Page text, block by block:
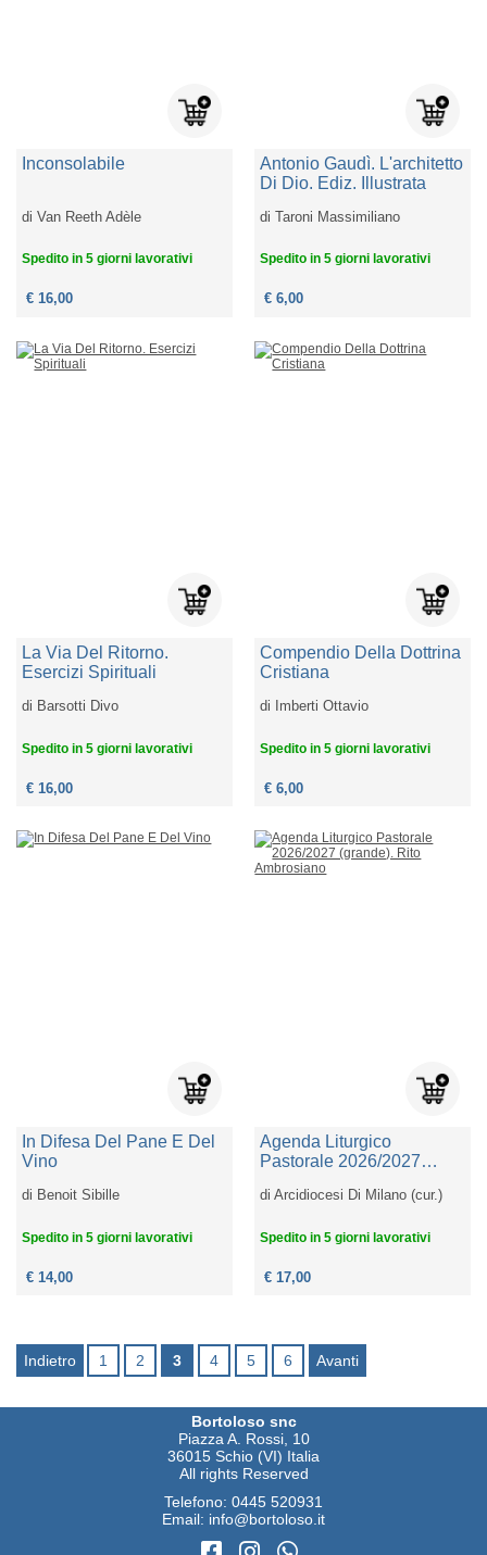
Inconsolabile
diVan Reeth Adèle
Spedito in 5 giorni lavorativi
€ 16,00
Antonio Gaudì. L'architetto
Di Dio. Ediz. Illustrata
diTaroni Massimiliano
Spedito in 5 giorni lavorativi
€ 6,00
La Via Del Ritorno.
Esercizi Spirituali
di Barsotti Divo
Spedito in 5 giorni lavorativi
€ 16,00
Compendio Della Dottrina
Cristiana
di Imberti Ottavio
Spedito in 5 giorni lavorativi
€ 6,00
In Difesa Del Pane E Del
Vino
di Benoit Sibille
Spedito in 5 giorni lavorativi
€ 14,00
Agenda Liturgico
Pastorale 2026/2027
diArcidiocesi Di Milano (cur.)
Spedito in 5 giorni lavorativi
€ 17,00
Indietro 1 2 3 4 5 6 Avanti
Bortoloso snc
Piazza A. Rossi, 10
36015 Schio (VI) Italia
All rights Reserved
Telefono: 0445 520931
Email: info@bortoloso.it